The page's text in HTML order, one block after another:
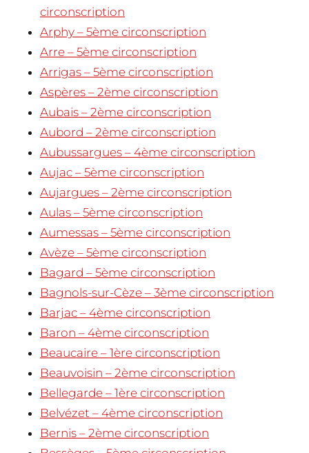
circonscription
Arphy – 5ème circonscription
Arre – 5ème circonscription
Arrigas – 5ème circonscription
Aspères – 2ème circonscription
Aubais – 2ème circonscription
Aubord – 2ème circonscription
Aubussargues – 4ème circonscription
Aujac – 5ème circonscription
Aujargues – 2ème circonscription
Aulas – 5ème circonscription
Aumessas – 5ème circonscription
Avèze – 5ème circonscription
Bagard – 5ème circonscription
Bagnols-sur-Cèze – 3ème circonscription
Barjac – 4ème circonscription
Baron – 4ème circonscription
Beaucaire – 1ère circonscription
Beauvoisin – 2ème circonscription
Bellegarde – 1ère circonscription
Belvézet – 4ème circonscription
Bernis – 2ème circonscription